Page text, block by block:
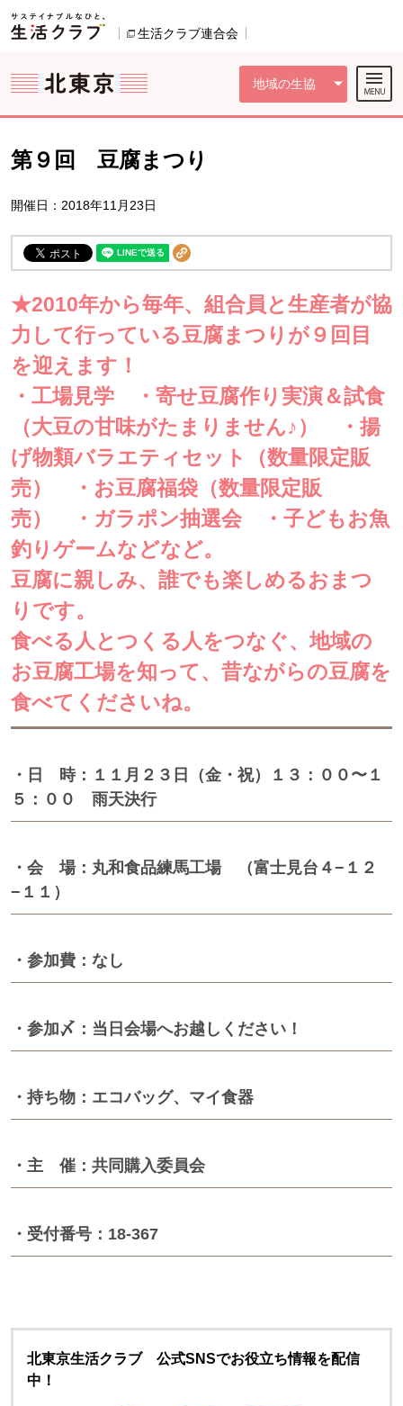
ページの先頭です。
生活クラブ連合会
地域の生協
ここからサイト内共通メニューです。
サイト内共通メニューをスキップする
サイト内共通メニューここまで。
第９回 豆腐まつり
開催日：2018年11月23日
★2010年から毎年、組合員と生産者が協
力して行っている豆腐まつりが９回目
を迎えます！
・工場見学 ・寄せ豆腐作り実演＆試食
（大豆の甘味がたまりません♪） ・揚
げ物類バラエティセット（数量限定販
売） ・お豆腐福袋（数量限定販
売） ・ガラポン抽選会 ・子どもお魚
釣りゲームなどなど。
豆腐に親しみ、誰でも楽しめるおまつ
りです。
食べる人とつくる人をつなぐ、地域の
お豆腐工場を知って、昔ながらの豆腐を
食べてくださいね。
・日 時：１１月２３日（金・祝）１３：００〜１
５：００ 雨天決行
・会 場：丸和食品練馬工場 （富士見台４−１２
−１１）
・参加費：なし
・参加〆：当日会場へお越しください！
・持ち物：エコバッグ、マイ食器
・主 催：共同購入委員会
・受付番号：18-367
北東京生活クラブ 公式SNSでお役立ち情報を配信
中！